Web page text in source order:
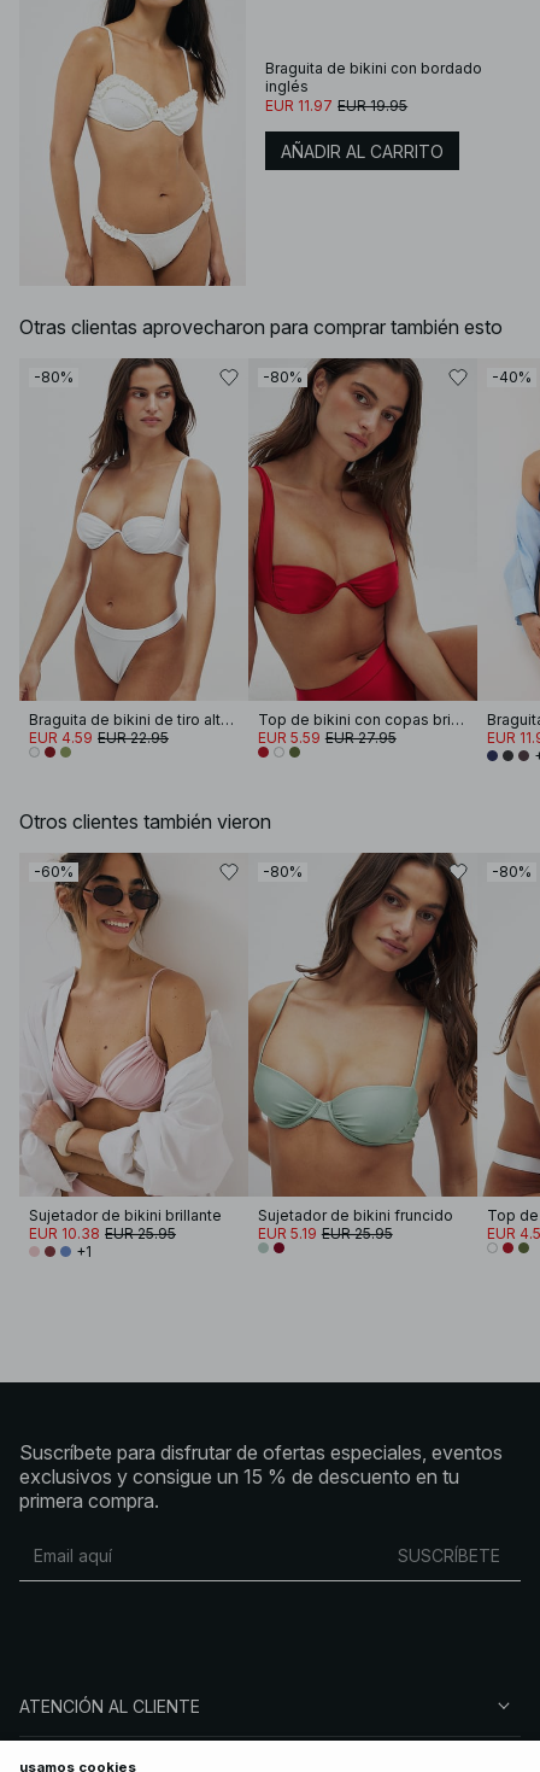
Braguita de bikini con bordado
inglés
EUR 11.97 EUR 19.95
AÑADIR AL CARRITO
Otras clientas aprovecharon para comprar también esto
-80%
Braguita de bikini de tiro alto brillante
EUR 4.59 EUR 22.95
-80%
Top de bikini con copas brillantes
EUR 5.59 EUR 27.95
-40%
EUR
Otros clientes también vieron
-60%
Sujetador de bikini brillante
EUR 10.38 EUR 25.95
+1
-80%
Sujetador de bikini fruncido
EUR 5.19 EUR 25.95
-80%
EUR
Suscríbete para disfrutar de ofertas especiales, eventos
exclusivos y consigue un 15 % de descuento en tu
primera compra.
SUSCRÍBETE
ATENCIÓN AL CLIENTE
SOBRE NA-KD